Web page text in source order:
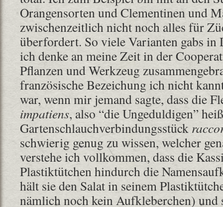
Orangensorten und Clementinen und
zwischenzeitlich nicht noch alles für
überfordert. So viele Varianten gabs in
ich denke an meine Zeit in der
Pflanzen und Werkzeug
französische Bezeichung ich nicht
war, wenn mir jemand sagte, dass die
impatiens, also “die Ungeduldigen”
Gartenschlauchverbindungsstück
schwierig genug zu wissen, welcher
verstehe ich vollkommen, dass die
Plastiktütchen hindurch die
hält sie den Salat in seinem
nämlich noch kein Aufkleberchen) und